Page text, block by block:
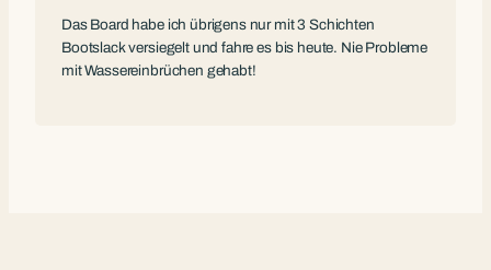
Das Board habe ich übrigens nur mit 3 Schichten
Bootslack versiegelt und fahre es bis heute. Nie Probleme
mit Wassereinbrüchen gehabt!